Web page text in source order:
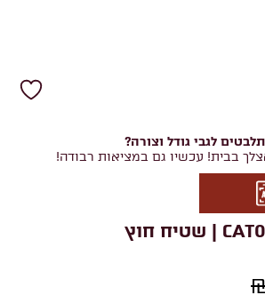
לגבי גודל וצורה?
בבית! עכשיו גם במציאות רבודה!